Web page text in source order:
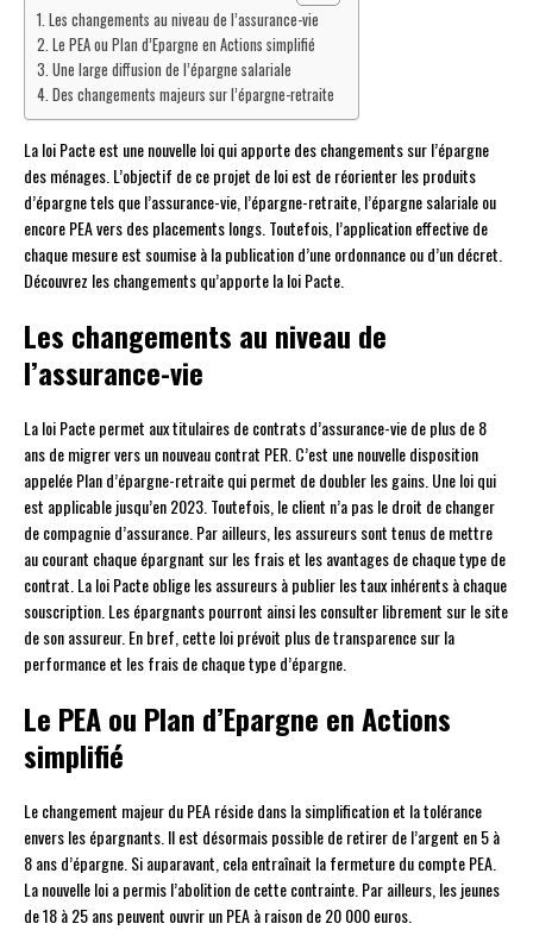
Les changements au niveau de l’assurance-vie
Le PEA ou Plan d’Epargne en Actions simplifié
Une large diffusion de l’épargne salariale
Des changements majeurs sur l’épargne-retraite
La loi Pacte est une nouvelle loi qui apporte des changements sur l’épargne
des ménages. L’objectif de ce projet de loi est de réorienter les produits
d’épargne tels que l’assurance-vie, l’épargne-retraite, l’épargne salariale ou
encore PEA vers des placements longs. Toutefois, l’application effective de
chaque mesure est soumise à la publication d’une ordonnance ou d’un décret.
Découvrez les changements qu’apporte la loi Pacte.
Les changements au niveau de
l’assurance-vie
La loi Pacte permet aux titulaires de contrats d’assurance-vie de plus de 8
ans de migrer vers un nouveau contrat PER. C’est une nouvelle disposition
appelée Plan d’épargne-retraite qui permet de doubler les gains. Une loi qui
est applicable jusqu’en 2023. Toutefois, le client n’a pas le droit de changer
de compagnie d’assurance. Par ailleurs, les assureurs sont tenus de mettre
au courant chaque épargnant sur les frais et les avantages de chaque type de
contrat. La loi Pacte oblige les assureurs à publier les taux inhérents à chaque
souscription. Les épargnants pourront ainsi les consulter librement sur le site
de son assureur. En bref, cette loi prévoit plus de transparence sur la
performance et les frais de chaque type d’épargne.
Le PEA ou Plan d’Epargne en Actions
simplifié
Le changement majeur du PEA réside dans la simplification et la tolérance
envers les épargnants. Il est désormais possible de retirer de l’argent en 5 à
8 ans d’épargne. Si auparavant, cela entraînait la fermeture du compte PEA.
La nouvelle loi a permis l’abolition de cette contrainte. Par ailleurs, les jeunes
de 18 à 25 ans peuvent ouvrir un PEA à raison de 20 000 euros.